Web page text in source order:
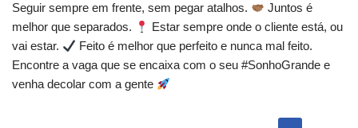
Seguir sempre em frente, sem pegar atalhos.
Juntos é
melhor que separados.
Estar sempre onde o cliente está, ou
vai estar.
Feito é melhor que perfeito e nunca mal feito.
Encontre a vaga que se encaixa com o seu #SonhoGrande e
venha decolar com a gente